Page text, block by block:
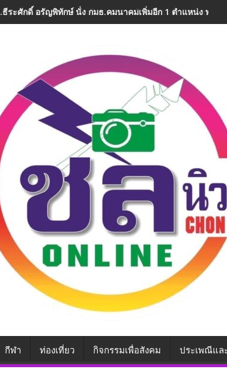
ธีระศักดิ์ อรัญพิทักษ์ นั่ง กมธ.คมนาคมเพิ่มอีก 1 ตำแหน่ง พร้อม
กีฬา ท่องเที่ยว กิจกรรมเพื่อสังคม ประเพณีแล